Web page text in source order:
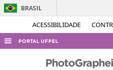
ACESSIBILIDADE
BRASIL
PORTAL UFPEL
ACESSO À INFORMAÇÃO